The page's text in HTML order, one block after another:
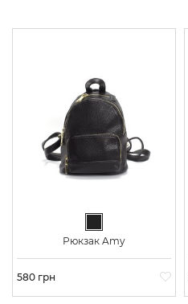
Рюкзак Amy
Цена
580 грн